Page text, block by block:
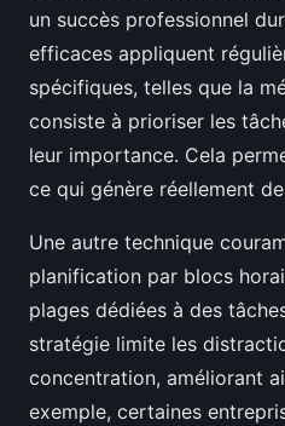
un succès professionnel
efficaces appliquent
spécifiques, telles que la
consiste à prioriser les
leur importance. Cela
ce qui génère réellement
Une autre technique
planification par blocs
plages dédiées à des
stratégie limite les
concentration, améliorant
exemple, certaines